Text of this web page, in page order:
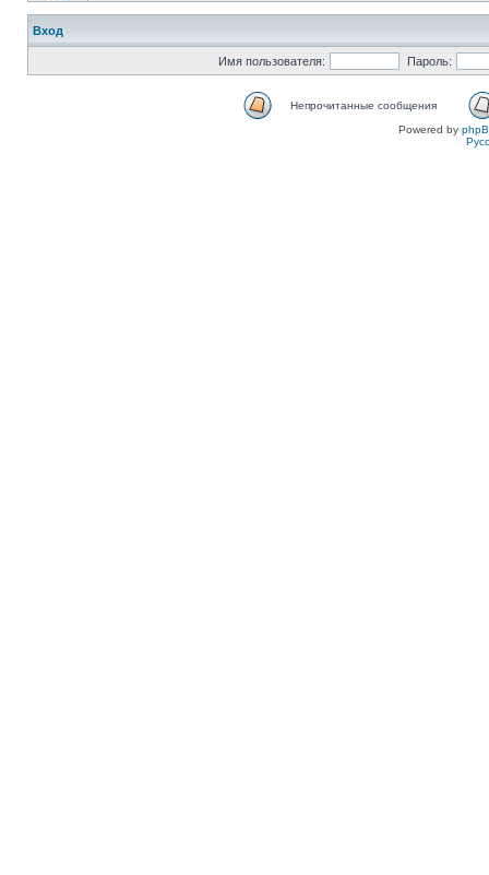
Вход
Имя пользователя: Пароль:
Непрочитанные сообщения
Powered by